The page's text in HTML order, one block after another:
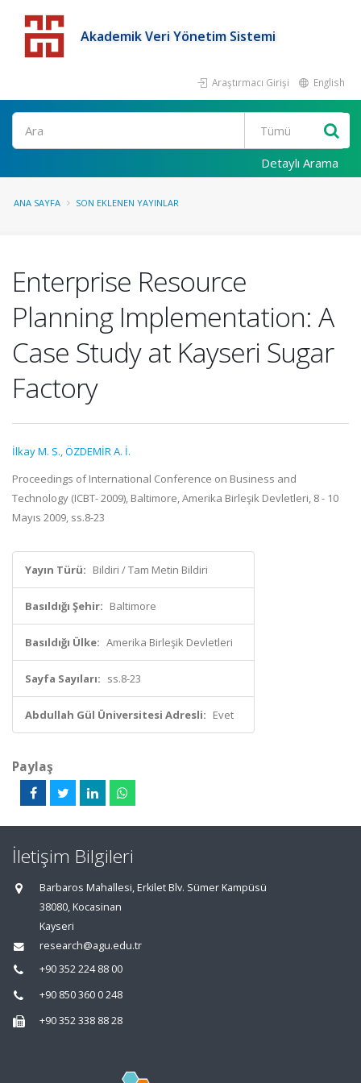
Akademik Veri Yönetim Sistemi
Araştırmacı Girişi English
Detaylı Arama
ANA SAYFA SON EKLENEN YAYINLAR
Enterprise Resource
Planning Implementation: A
Case Study at Kayseri Sugar
Factory
İlkay M. S.,ÖZDEMİR A. İ.
Proceedings of International Conference on Business and
Technology (ICBT- 2009), Baltimore, Amerika Birleşik Devletleri, 8 - 10
Mayıs 2009, ss.8-23
Yayın Türü: Bildiri / Tam Metin Bildiri
Basıldığı Şehir: Baltimore
Basıldığı Ülke: Amerika Birleşik Devletleri
Sayfa Sayıları: ss.8-23
Abdullah Gül Üniversitesi Adresli: Evet
Paylaş
İletişim Bilgileri
Barbaros Mahallesi, Erkilet Blv. Sümer Kampüsü
38080, Kocasinan
Kayseri
research@agu.edu.tr
+90 352 224 88 00
+90 850 360 0 248
+90 352 338 88 28